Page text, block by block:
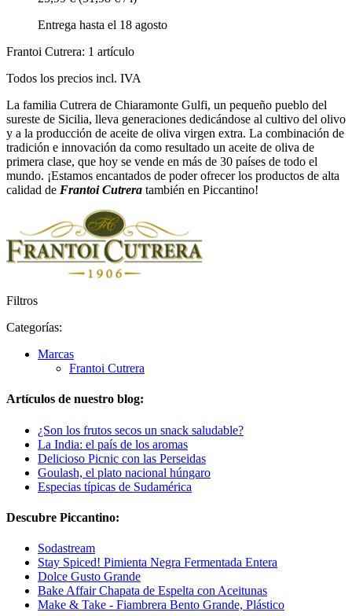
Entrega hasta el 18 agosto
Frantoi Cutrera: 1 artículo
Todos los precios incl. IVA
La familia Cutrera de Chiaramonte Gulfi, un pequeño pueblo del
sureste de Sicilia, lleva generaciones dedicándose al cultivo del olivo
y a la producción de aceite de oliva virgen extra. La combinación de
tradición e innovación da como resultado un aceite de oliva de
primera clase, que hoy se vende en más de 30 países de todo el
mundo. ¡Estamos encantados de poder ofrecer los productos de alta
calidad de Frantoi Cutrera también en Piccantino!
Filtros
Categorías:
Marcas
Frantoi Cutrera
Artículos de nuestro blog:
¿Son los frutos secos un snack saludable?
La India: el país de los aromas
Delicioso Picnic con las Perseidas
Goulash, el plato nacional húngaro
Especias típicas de Sudamérica
Descubre Piccantino:
Sodastream
Stay Spiced! Pimienta Negra Fermentada Entera
Dolce Gusto Grande
Bake Affair Chapata de Espelta con Aceitunas
Make & Take - Fiambrera Bento Grande, Plástico